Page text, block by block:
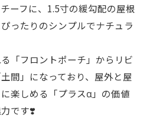
ーフに、1.5寸の緩勾配の屋根
ったりのシンプルでナチュラ
「フロントポーチ」からリビ
間」になっており、屋外と屋
楽しめる「プラスα」の価値
です❣️